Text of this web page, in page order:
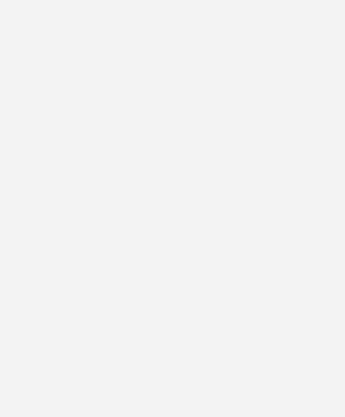
realen Praxiserfahrungen basiert und zu
des Themas beiträgt“, erklärt Steffen
und Technik beim Bundesverband
dauert nur 3 Minuten
Fachleute entlang der gesamten
Isolierglasherstellern und
und Fassadenbauer bis hin zu
sowie Planern, Architekten und
und dauert nur etwa drei Minuten. Die